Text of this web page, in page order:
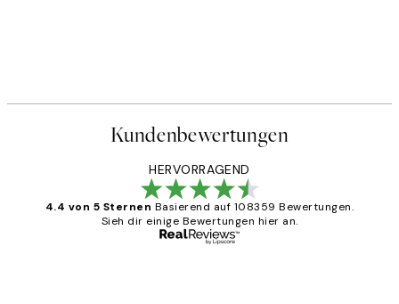
Kundenbewertungen
HERVORRAGEND
4.4 von 5 Sternen Basierend auf 108359 Bewertungen.
Sieh dir einige Bewertungen hier an.